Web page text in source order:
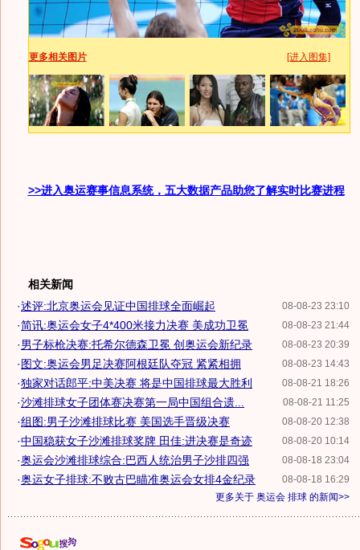
更多相关图片 [进入图集]
>>进入奥运赛事信息系统，五大数据产品助您了解实时比赛进程
相关新闻
08-08-23 23:10
·述评:北京奥运会见证中国排球全面崛起
08-08-23 21:44
·简讯:奥运会女子4*400米接力决赛 美成功卫冕
08-08-23 20:39
·男子标枪决赛:托希尔德森卫冕 创奥运会新纪录
08-08-23 14:43
·图文:奥运会男足决赛阿根廷队夺冠 紧紧相拥
08-08-21 18:26
·独家对话郎平:中美决赛 将是中国排球最大胜利
08-08-21 11:25
·沙滩排球女子团体赛决赛第一局中国组合遗...
08-08-20 12:38
·组图:男子沙滩排球比赛 美国选手晋级决赛
08-08-20 10:14
·中国稳获女子沙滩排球奖牌 田佳:进决赛是奇迹
08-08-18 23:04
·奥运会沙滩排球综合:巴西人统治男子沙排四强
08-08-18 16:29
·奥运女子排球:不败古巴瞄准奥运会女排4金纪录
更多关于 奥运会 排球 的新闻>>